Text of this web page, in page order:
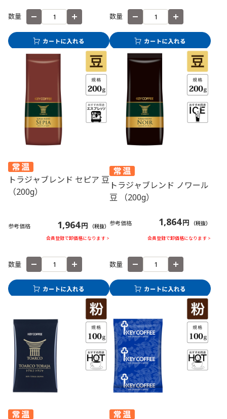
数量 数量
トラジャブレンド セピア 豆
（200g）
参考価格 1,964円 （税抜）
会員登録で卸価格になります >
数量
トラジャブレンド ノワール
豆 （200g）
参考価格 1,864円 （税抜）
会員登録で卸価格になります >
数量